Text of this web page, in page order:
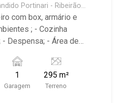
Portinari - Ribeirão
com box, armário e
; - Cozinha
- Despensa; - Área de
Academia, DN
Alfa Suplementos
1
Garagem
295 m²
Terreno